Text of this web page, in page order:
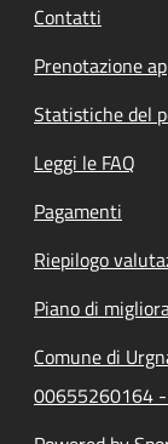
Contatti
Prenotazione
Statistiche del
Leggi le FAQ
Pagamenti
Riepilogo
Piano di
Comune di
00655260164 -